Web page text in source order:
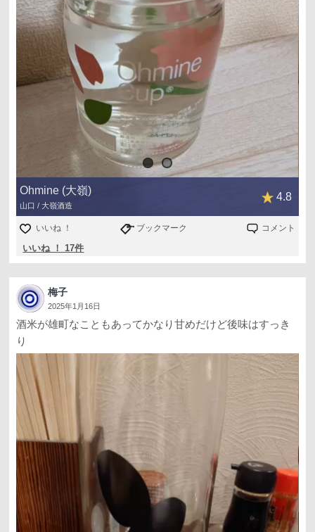
Ohmine (大嶺)
山口 / 大嶺酒造
4.8
いいね ！ ブックマーク コメント
いいね ！ 17件
梅子
2025年1月16日
酒米が雄町なこともあってかなり甘めだけど後味はすっき
り